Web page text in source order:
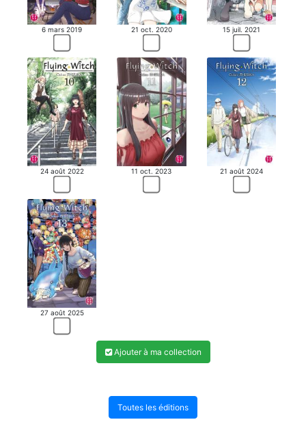
6 mars 2019 21 oct. 2020 15 juil. 2021
24 août 2022 11 oct. 2023 21 août 2024
27 août 2025
Ajouter à ma collection
Toutes les éditions